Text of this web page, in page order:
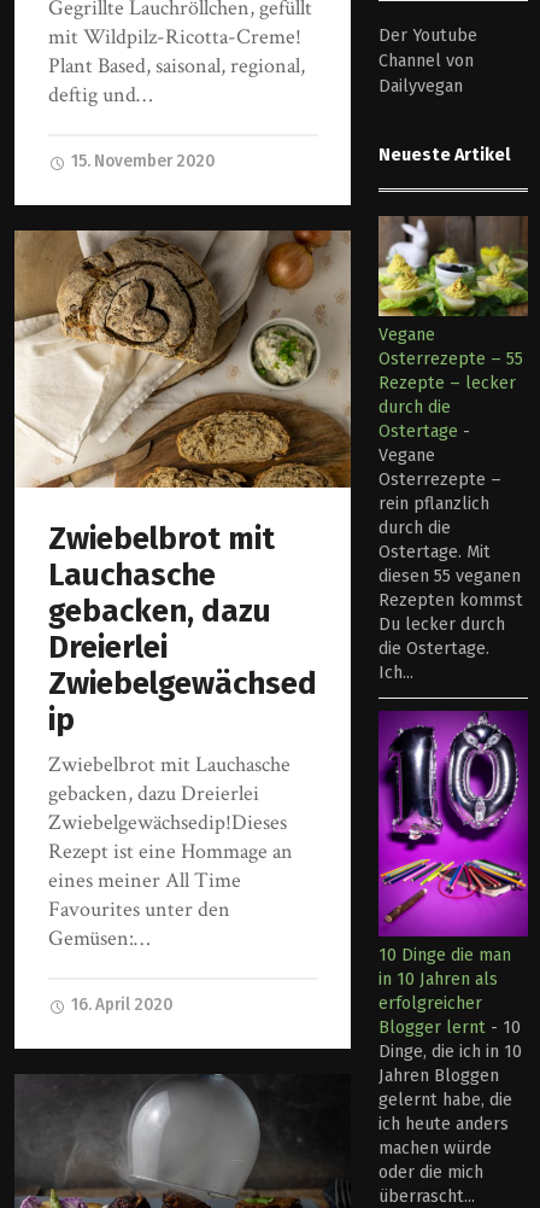
Gegrillte Lauchröllchen, gefüllt
mit Wildpilz-Ricotta-Creme!
Plant Based, saisonal, regional,
deftig und…
15. November 2020
Zwiebelbrot mit
Lauchasche
gebacken, dazu
Dreierlei
Zwiebelgewächsed
ip
Zwiebelbrot mit Lauchasche
gebacken, dazu Dreierlei
Zwiebelgewächsedip!Dieses
Rezept ist eine Hommage an
eines meiner All Time
Favourites unter den
Gemüsen:…
16. April 2020
Der Youtube
Channel von
Dailyvegan
Neueste Artikel
Vegane
Osterrezepte – 55
Rezepte – lecker
durch die
Ostertage -
Vegane
Osterrezepte –
rein pflanzlich
durch die
Ostertage. Mit
diesen 55 veganen
Rezepten kommst
Du lecker durch
die Ostertage.
Ich...
10 Dinge die man
in 10 Jahren als
erfolgreicher
Blogger lernt - 10
Dinge, die ich in 10
Jahren Bloggen
gelernt habe, die
ich heute anders
machen würde
oder die mich
überrascht...